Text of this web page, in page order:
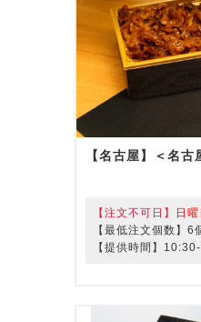
【注文不可日】
日
【最低注文個数】6
【提供時間】